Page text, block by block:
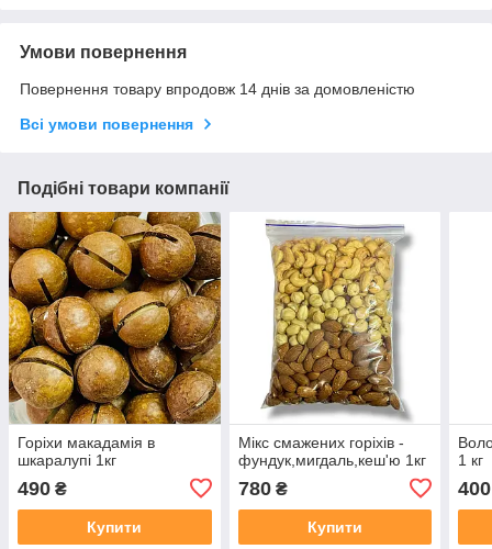
Умови повернення
Повернення товару впродовж 14 днів за домовленістю
Всі умови повернення
Подібні товари компанії
Горіхи макадамія в
шкаралупі 1кг
490 ₴
Купити
Мікс смажених горіхів -
фундук,мигдаль,кеш'ю 1кг
780₴
Купити
1 кг
400